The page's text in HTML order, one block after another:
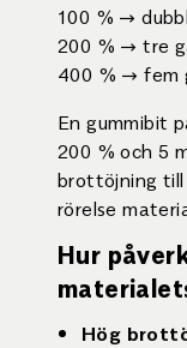
100 % →
200 % → tre
400 % → fem
En gummibit
200 % och 5
brottöjning
rörelse
Hur
Hög